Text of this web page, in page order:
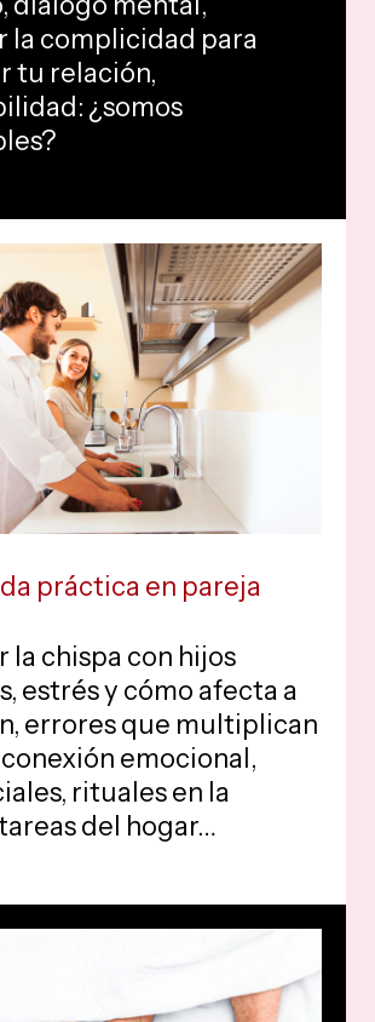
la complicidad para
tu relación,
¿somos
práctica en pareja
la chispa con hijos
estrés y cómo afecta a
errores que multiplican
emocional,
rituales en la
del hogar…